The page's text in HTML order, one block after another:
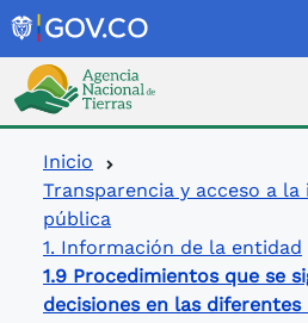
Logo Agencia Nacional de
Ruta de
Inicio
Transparencia y acceso a
pública
1. Información de la entidad
1.9 Procedimientos que se
decisiones en las diferentes